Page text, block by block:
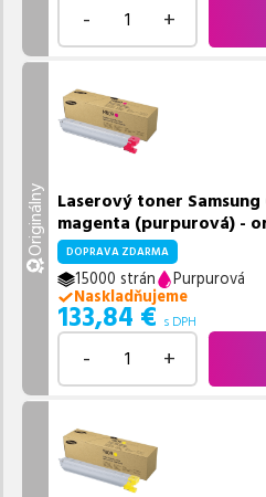
- +
Originálny Laserový toner Samsung
magenta (purpurová) -
DOPRAVA ZDARMA
15000 strán
Purpurová
Naskladňujeme
133,84 € s DPH
- +